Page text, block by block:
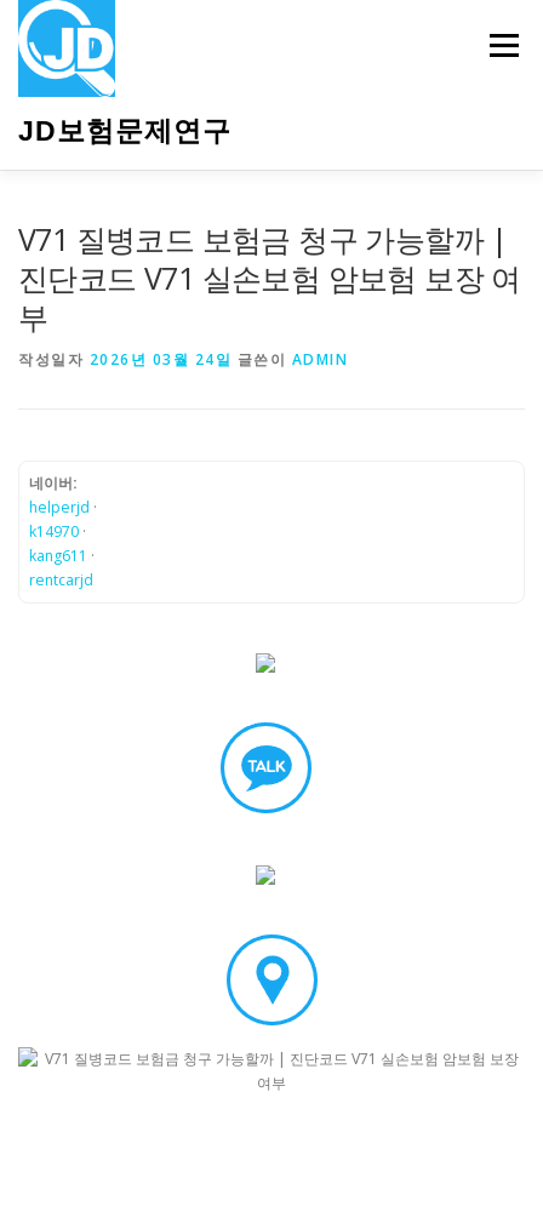
JD보험문제연구
메뉴
V71 질병코드 보험금 청구 가능할까 |
진단코드 V71 실손보험 암보험 보장 여
부
작성일자 2026년 03월 24일 글쓴이 ADMIN
네이버:
helperjd ·
k14970 ·
kang611 ·
rentcarjd